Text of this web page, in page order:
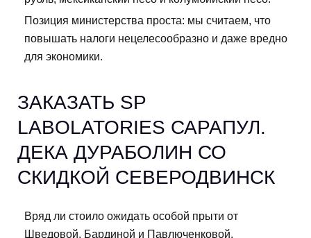
Позиция министерства проста: мы считаем, что
повышать налоги нецелесообразно и даже вредно
для экономики.
ЗАКАЗАТЬ SP
LABOLATORIES САРАПУЛ.
ДЕКА ДУРАБОЛИН СО
СКИДКОЙ СЕВЕРОДВИНСК
Вряд ли стоило ожидать особой прыти от
Шведовой, Бардиной и Павлюченковой.